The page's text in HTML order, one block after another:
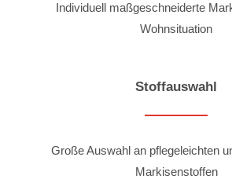
Individuell maßgeschneiderte
Wohnsituation
Stoffauswahl
Große Auswahl an pflegeleichten
Markisenstoffen